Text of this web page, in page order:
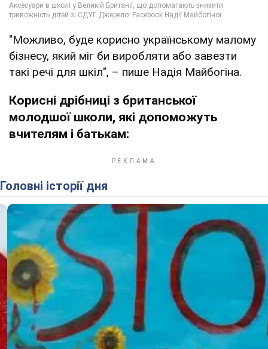
"Можливо, буде корисно українському малому
бізнесу, який міг би виробляти або завезти
такі речі для шкіл", – пише Надія Майбогіна.
Корисні дрібниці з британської
молодшої школи, які допоможуть
вчителям і батькам:
Головні історії дня